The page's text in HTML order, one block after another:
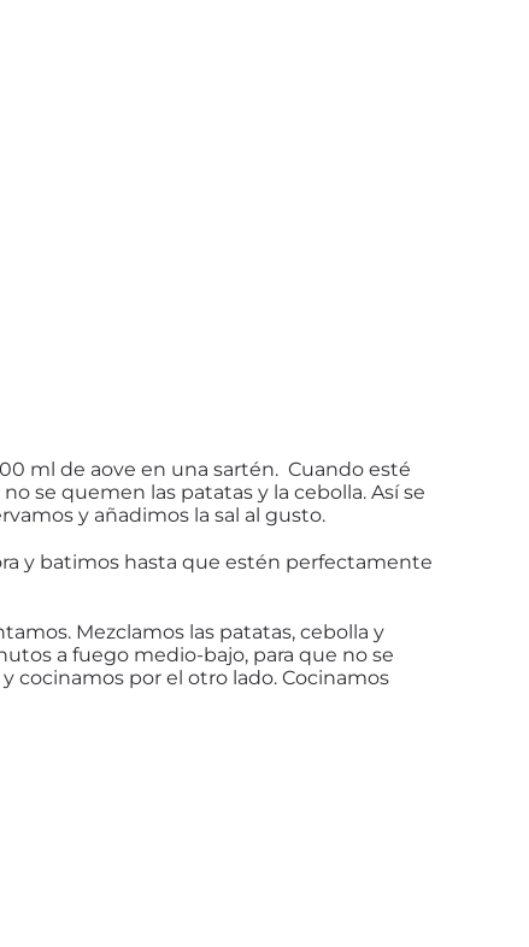
ml de aove en una sartén. Cuando esté
se quemen las patatas y la cebolla. Así se
y añadimos la sal al gusto.
y batimos hasta que estén perfectamente
Mezclamos las patatas, cebolla y
a fuego medio-bajo, para que no se
cocinamos por el otro lado. Cocinamos